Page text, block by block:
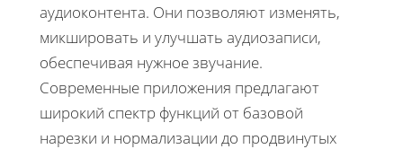
аудиоконтента. Они позволяют изменять,
микшировать и улучшать аудиозаписи,
обеспечивая нужное звучание.
Современные приложения предлагают
широкий спектр функций от базовой
нарезки и нормализации до продвинутых